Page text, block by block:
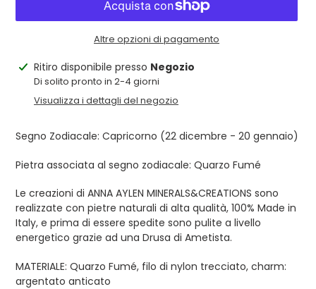
Altre opzioni di pagamento
Inserimento
prodotto
Ritiro disponibile presso Negozio
Di solito pronto in 2-4 giorni
Visualizza i dettagli del negozio
Segno Zodiacale: Capricorno (22 dicembre - 20 gennaio)
Pietra associata al segno zodiacale: Quarzo Fumé
Le creazioni di ANNA AYLEN MINERALS&CREATIONS sono
realizzate con pietre naturali di alta qualità, 100% Made in
Italy, e prima di essere spedite sono pulite a livello
energetico grazie ad una Drusa di Ametista.
MATERIALE: Quarzo Fumé, filo di nylon trecciato, charm:
argentato anticato